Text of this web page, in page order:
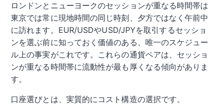
ロンドンとニューヨークのセッションが重なる時間帯は
東京では常に現地時間の同じ時刻、夕方ではなく午前中
に訪れます。EUR/USDやUSD/JPYを取引するセッショ
ンを選ぶ前に知っておく価値のある、唯一のスケジュー
ル上の事実がこれです。これらの通貨ペアは、セッショ
ンが重なる時間帯に流動性が最も厚くなる傾向がありま
す。
口座選びとは、実質的にコスト構造の選択です。